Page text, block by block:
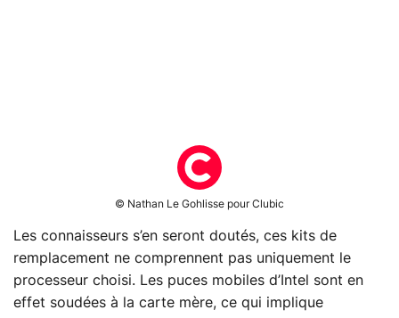
© Nathan Le Gohlisse pour Clubic
Les connaisseurs s’en seront doutés, ces kits de
remplacement ne comprennent pas uniquement le
processeur choisi. Les puces mobiles d’Intel sont en
effet soudées à la carte mère, ce qui implique